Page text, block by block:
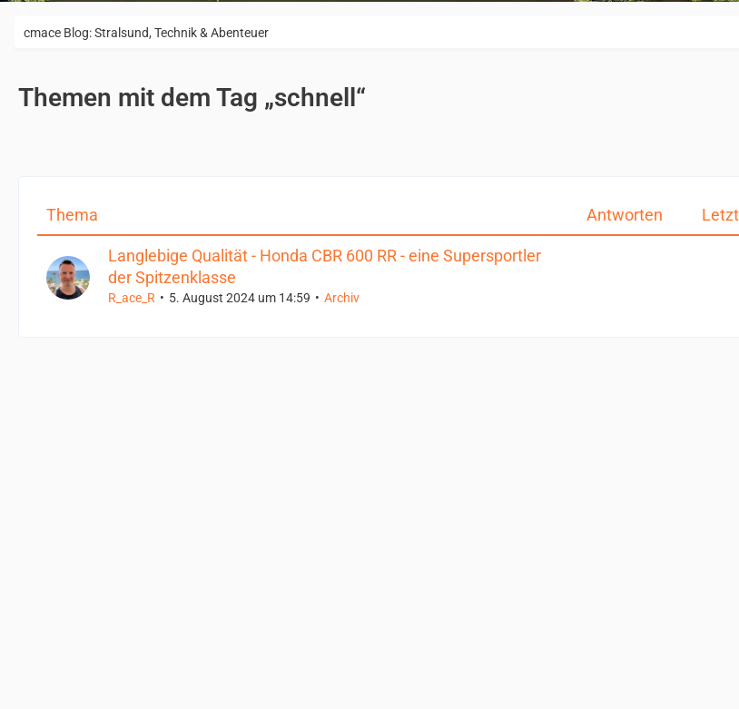
cmace Blog: Stralsund, Technik & Abenteuer
Themen mit dem Tag „schnell“
Thema Antworten
Langlebige Qualität - Honda CBR 600 RR - eine Supersportler
der Spitzenklasse
R_ace_R 5. August 2024 um 14:59 Archiv